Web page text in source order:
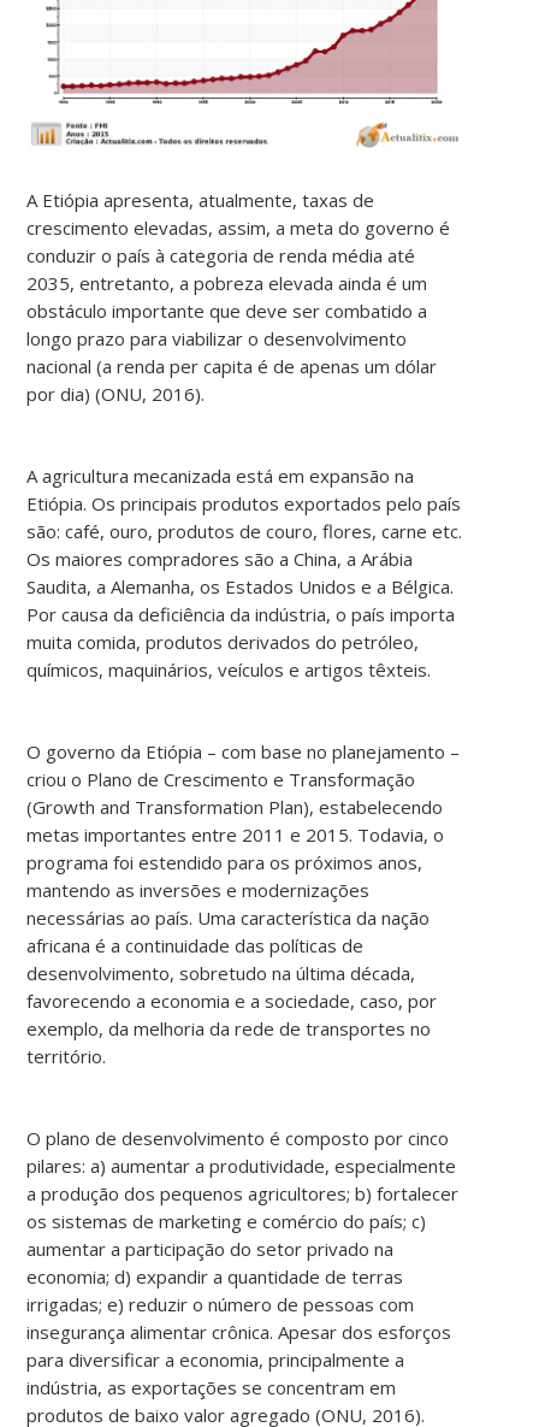
A Etiópia apresenta, atualmente, taxas de
crescimento elevadas, assim, a meta do governo é
conduzir o país à categoria de renda média até
2035, entretanto, a pobreza elevada ainda é um
obstáculo importante que deve ser combatido a
longo prazo para viabilizar o desenvolvimento
nacional (a renda per capita é de apenas um dólar
por dia) (ONU, 2016).
A agricultura mecanizada está em expansão na
Etiópia. Os principais produtos exportados pelo país
são: café, ouro, produtos de couro, flores, carne etc.
Os maiores compradores são a China, a Arábia
Saudita, a Alemanha, os Estados Unidos e a Bélgica.
Por causa da deficiência da indústria, o país importa
muita comida, produtos derivados do petróleo,
químicos, maquinários, veículos e artigos têxteis.
O governo da Etiópia – com base no planejamento –
criou o Plano de Crescimento e Transformação
(Growth and Transformation Plan), estabelecendo
metas importantes entre 2011 e 2015. Todavia, o
programa foi estendido para os próximos anos,
mantendo as inversões e modernizações
necessárias ao país. Uma característica da nação
africana é a continuidade das políticas de
desenvolvimento, sobretudo na última década,
favorecendo a economia e a sociedade, caso, por
exemplo, da melhoria da rede de transportes no
território.
O plano de desenvolvimento é composto por cinco
pilares: a) aumentar a produtividade, especialmente
a produção dos pequenos agricultores; b) fortalecer
os sistemas de marketing e comércio do país; c)
aumentar a participação do setor privado na
economia; d) expandir a quantidade de terras
irrigadas; e) reduzir o número de pessoas com
insegurança alimentar crônica. Apesar dos esforços
para diversificar a economia, principalmente a
indústria, as exportações se concentram em
produtos de baixo valor agregado (ONU, 2016).